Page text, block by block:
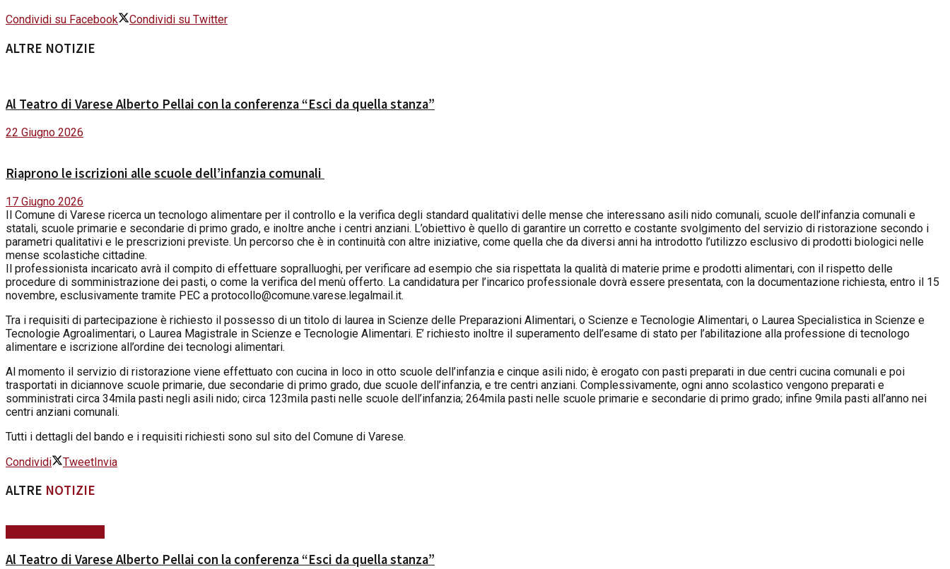
Condividi su Facebook Condividi su Twitter
ALTRE NOTIZIE
Al Teatro di Varese Alberto Pellai con la conferenza “Esci da quella stanza”
22 Giugno 2026
Riaprono le iscrizioni alle scuole dell’infanzia comunali
17 Giugno 2026
Il Comune di Varese ricerca un tecnologo alimentare per il controllo e la verifica degli standard qualitativi delle mense che interessano asili nido comunali, scuole dell’infanzia comunali e
statali, scuole primarie e secondarie di primo grado, e inoltre anche i centri anziani. L’obiettivo è quello di garantire un corretto e costante svolgimento del servizio di ristorazione secondo i
parametri qualitativi e le prescrizioni previste. Un percorso che è in continuità con altre iniziative, come quella che da diversi anni ha introdotto l’utilizzo esclusivo di prodotti biologici nelle
mense scolastiche cittadine.
Il professionista incaricato avrà il compito di effettuare sopralluoghi, per verificare ad esempio che sia rispettata la qualità di materie prime e prodotti alimentari, con il rispetto delle
procedure di somministrazione dei pasti, o come la verifica del menù offerto. La candidatura per l’incarico professionale dovrà essere presentata, con la documentazione richiesta, entro il 15
novembre, esclusivamente tramite PEC a protocollo@comune.varese.legalmail.it.
Tra i requisiti di partecipazione è richiesto il possesso di un titolo di laurea in Scienze delle Preparazioni Alimentari, o Scienze e Tecnologie Alimentari, o Laurea Specialistica in Scienze e
Tecnologie Agroalimentari, o Laurea Magistrale in Scienze e Tecnologie Alimentari. E’ richiesto inoltre il superamento dell’esame di stato per l’abilitazione alla professione di tecnologo
alimentare e iscrizione all’ordine dei tecnologi alimentari.
Al momento il servizio di ristorazione viene effettuato con cucina in loco in otto scuole dell’infanzia e cinque asili nido; è erogato con pasti preparati in due centri cucina comunali e poi
trasportati in diciannove scuole primarie, due secondarie di primo grado, due scuole dell’infanzia, e tre centri anziani. Complessivamente, ogni anno scolastico vengono preparati e
somministrati circa 34mila pasti negli asili nido; circa 123mila pasti nelle scuole dell’infanzia; 264mila pasti nelle scuole primarie e secondarie di primo grado; infine 9mila pasti all’anno nei
centri anziani comunali.
Tutti i dettagli del bando e i requisiti richiesti sono sul sito del Comune di Varese.
Condividi
TweetInvia
ALTRE NOTIZIE
Al Teatro di Varese Alberto Pellai con la conferenza “Esci da quella stanza”